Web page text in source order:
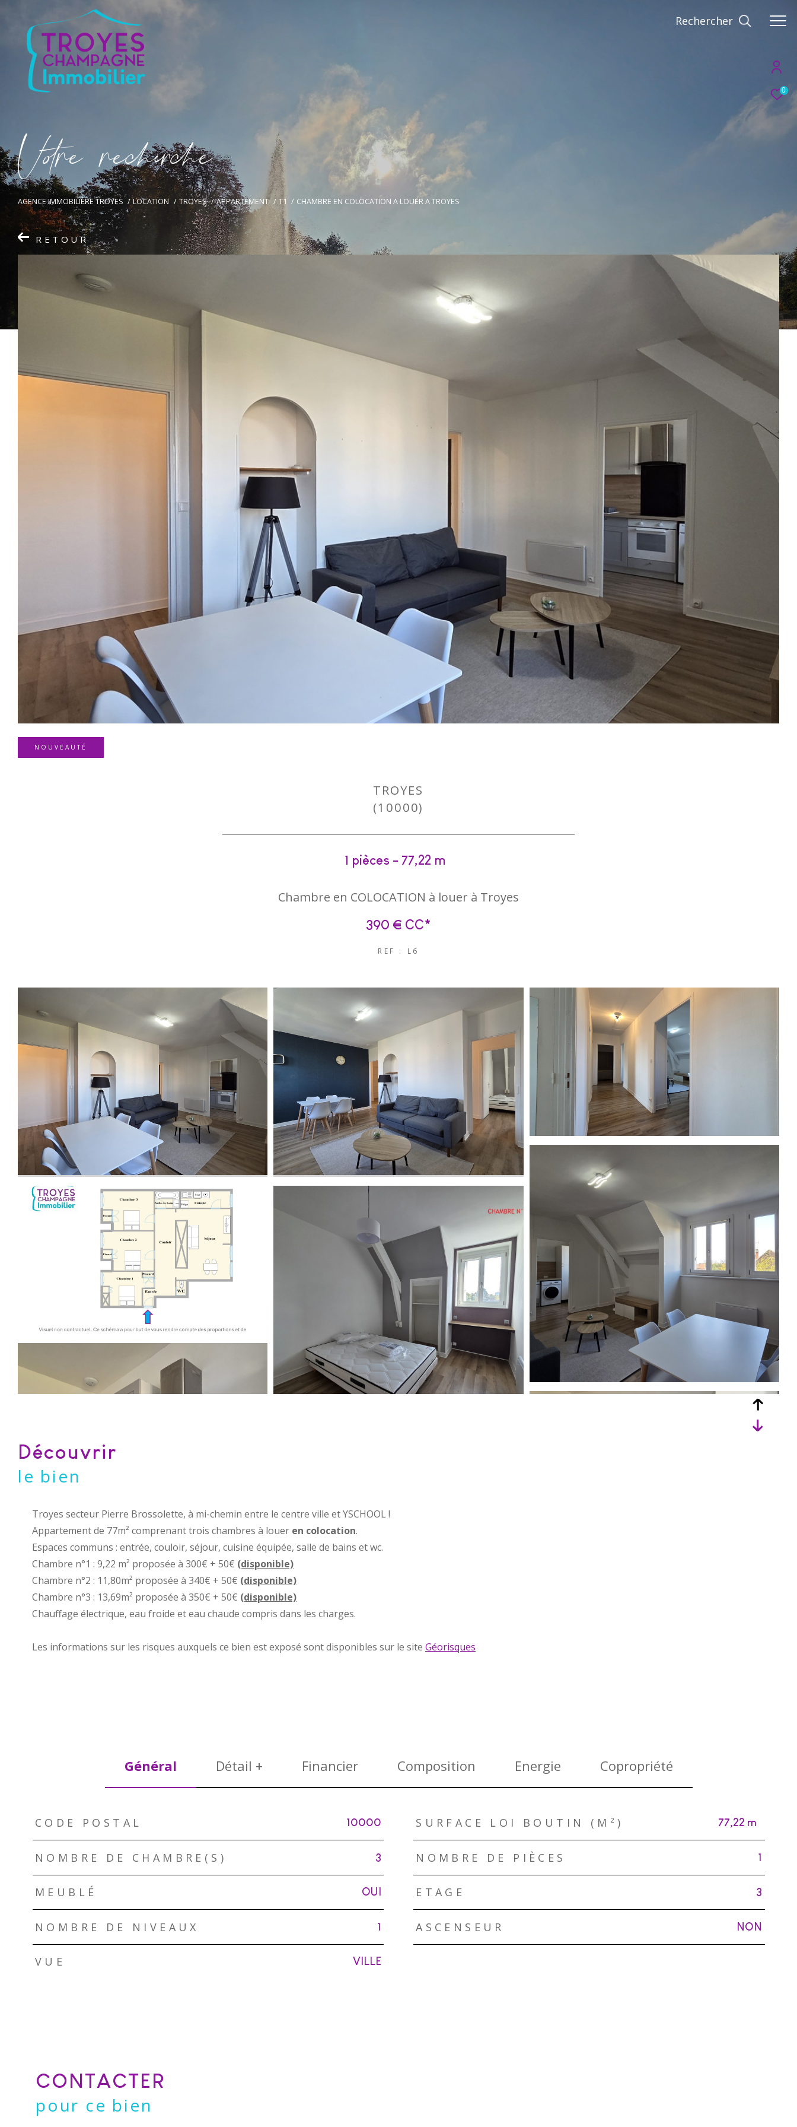
0
Rechercher
Vore recece
AGENCE IMMOBILIÈRE TROYES LOCATION TROYES APPARTEMENT T1 CHAMBRE EN COLOCATION A LOUER A TROYES
RETOUR
NOUVEAUTÉ
TROYES
(10000)
1 pièces - 77,22 m²
Chambre en COLOCATION à louer à Troyes
390 € CC*
REF : L6
découvrir
le bien
Troyes secteur Pierre Brossolette, à mi-chemin entre le centre ville et YSCHOOL !
Appartement de 77m² comprenant trois chambres à louer en colocation.
Espaces communs : entrée, couloir, séjour, cuisine équipée, salle de bains et wc.
Chambre n°1 : 9,22 m² proposée à 300€ + 50€ (disponible)
Chambre n°2 : 11,80m² proposée à 340€ + 50€ (disponible)
Chambre n°3 : 13,69m² proposée à 350€ + 50€ (disponible)
Chauffage électrique, eau froide et eau chaude compris dans les charges.
Les informations sur les risques auxquels ce bien est exposé sont disponibles sur le site Géorisques
Général Détail + Financier Composition Energie Copropriété
TRAD_ZEPHYR_Caracteristique
CODE POSTAL 10000 SURFACE LOI BOUTIN (M²) 77,22 m²
NOMBRE DE CHAMBRE(S) 3 NOMBRE DE PIÈCES 1
MEUBLÉ OUI ETAGE 3
NOMBRE DE NIVEAUX 1 ASCENSEUR NON
VUE VILLE
CONTACTER
pour ce bien